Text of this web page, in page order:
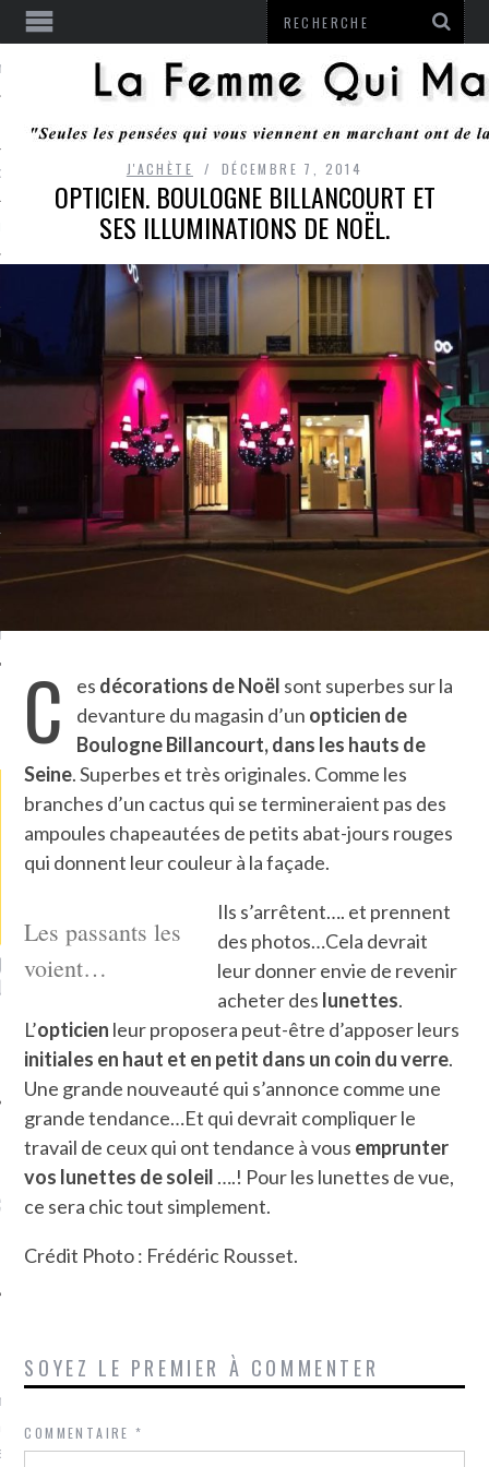
RESTER
MONROZIER
ARCACHON
LA PHOTO
ATTACHÉS À LA
DE L’AMBASSADE
? POUR QUI ?
UN GRONDIN FOURRÉ AUX
CHAMPIGNONS ET AUX
LARDONS DANS LA HALLE
DE DAX. ET POURQUOI PAS
?
MES DERNIERS
SUR FACEBOOK
toujours aimé marcher.
conquis mais en
J'ACHÈTE DÉCEMBRE 7, 2014
OPTICIEN. BOULOGNE BILLANCOURT ET
SES ILLUMINATIONS DE NOËL.
C es décorations de Noël sont superbes sur la
devanture du magasin d’un opticien de
Boulogne Billancourt, dans les hauts de
Seine. Superbes et très originales. Comme les
branches d’un cactus qui se termineraient pas des
ampoules chapeautées de petits abat-jours rouges
qui donnent leur couleur à la façade.
Les passants les
voient…
Ils s’arrêtent…. et prennent
des photos…Cela devrait
leur donner envie de revenir
acheter des lunettes.
L’opticien leur proposera peut-être d’apposer leurs
initiales en haut et en petit dans un coin du verre.
Une grande nouveauté qui s’annonce comme une
grande tendance…Et qui devrait compliquer le
travail de ceux qui ont tendance à vous emprunter
vos lunettes desoleil ….! Pour les lunettes de vue,
ce sera chic tout simplement.
Crédit Photo : Frédéric Rousset.
SOYEZ LE PREMIER À COMMENTER
COMMENTAIRE*